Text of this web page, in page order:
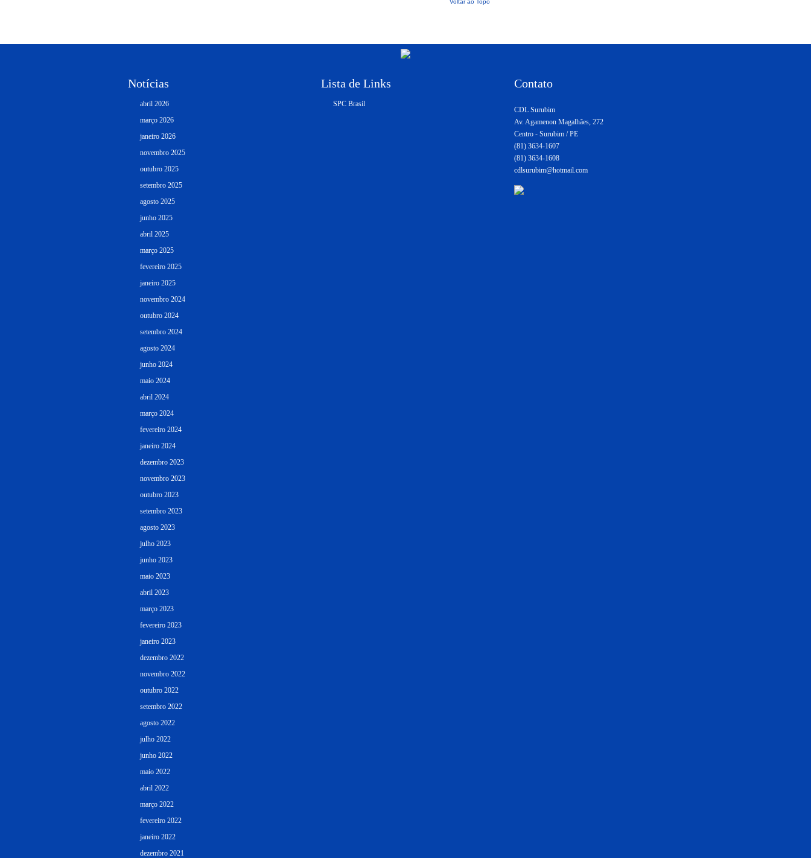
Voltar ao Topo
Notícias
abril 2026
março 2026
janeiro 2026
novembro 2025
outubro 2025
setembro 2025
agosto 2025
junho 2025
abril 2025
março 2025
fevereiro 2025
janeiro 2025
novembro 2024
outubro 2024
setembro 2024
agosto 2024
junho 2024
maio 2024
abril 2024
março 2024
fevereiro 2024
janeiro 2024
dezembro 2023
novembro 2023
outubro 2023
setembro 2023
agosto 2023
julho 2023
junho 2023
maio 2023
abril 2023
março 2023
fevereiro 2023
janeiro 2023
dezembro 2022
novembro 2022
outubro 2022
setembro 2022
agosto 2022
julho 2022
junho 2022
maio 2022
abril 2022
março 2022
fevereiro 2022
janeiro 2022
dezembro 2021
Lista de Links
SPC Brasil
Contato
CDL Surubim
Av. Agamenon Magalhães, 272
Centro - Surubim / PE
(81) 3634-1607
(81) 3634-1608
cdlsurubim@hotmail.com